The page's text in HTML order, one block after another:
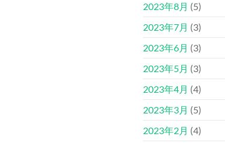
2023年8月 (5)
2023年7月 (3)
2023年6月 (3)
2023年5月 (3)
2023年4月 (4)
2023年3月 (5)
2023年2月 (4)